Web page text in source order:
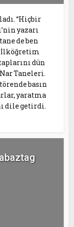
“Hiçbir
yazarı
de ben
İlköğretim
dün
Taneleri.
basın
yaratma
dile getirdi.